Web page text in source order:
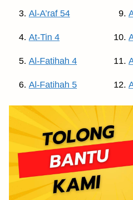
Al-A’raf 54
At-Tin 4
Al-Fatihah 4
Al-Fatihah 5